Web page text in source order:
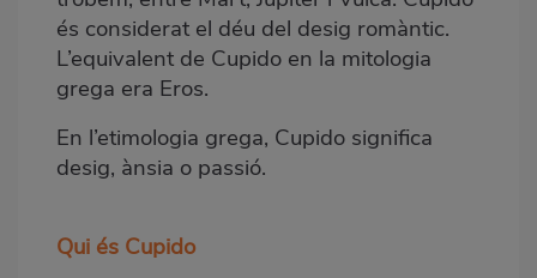
és considerat el déu del desig romàntic.
L’equivalent de Cupido en la mitologia
grega era Eros.
En l’etimologia grega, Cupido significa
desig, ànsia o passió.
Qui és Cupido